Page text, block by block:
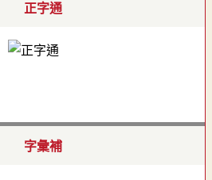
正字通
字彙補